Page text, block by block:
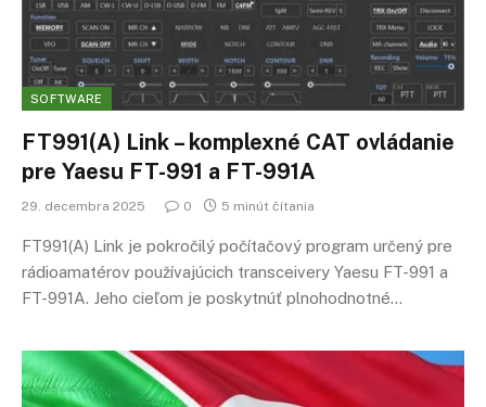
SOFTWARE
FT991(A) Link – komplexné CAT ovládanie
pre Yaesu FT-991 a FT-991A
29. decembra 2025 0 5 minút čítania
FT991(A) Link je pokročilý počítačový program určený pre
rádioamatérov používajúcich transceivery Yaesu FT-991 a
FT-991A. Jeho cieľom je poskytnúť plnohodnotné…